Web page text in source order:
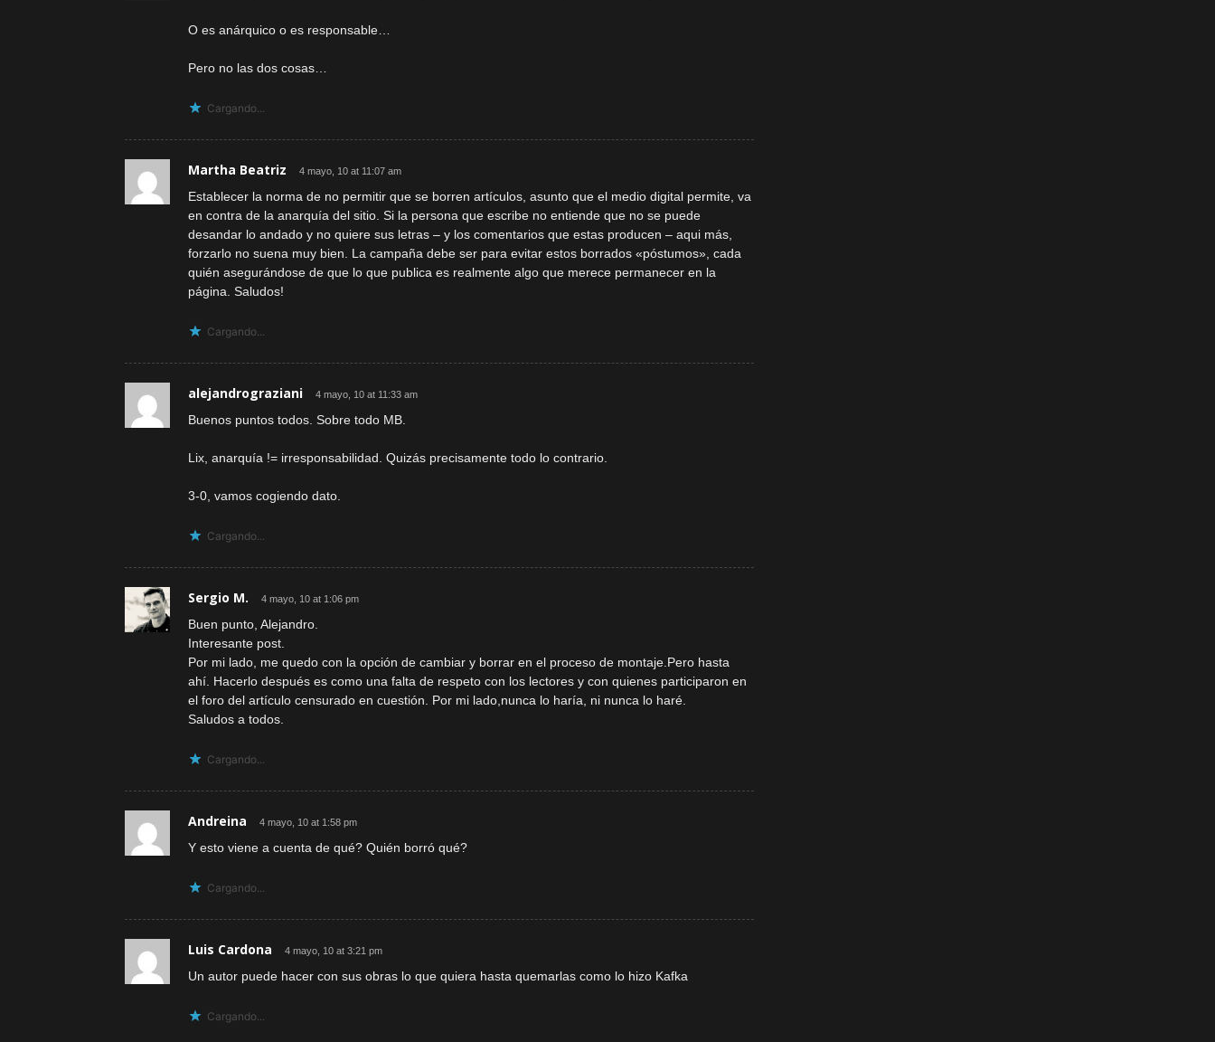
O es anárquico o es responsable…
Pero no las dos cosas…
Cargando...
Martha Beatriz 4 mayo, 10 at 11:07 am
Establecer la norma de no permitir que se borren artículos, asunto que el medio digital permite, va
en contra de la anarquía del sitio. Si la persona que escribe no entiende que no se puede
desandar lo andado y no quiere sus letras – y los comentarios que estas producen – aqui más,
forzarlo no suena muy bien. La campaña debe ser para evitar estos borrados «póstumos», cada
quién asegurándose de que lo que publica es realmente algo que merece permanecer en la
página. Saludos!
Cargando...
alejandrograziani 4 mayo, 10 at 11:33 am
Buenos puntos todos. Sobre todo MB.
Lix, anarquía != irresponsabilidad. Quizás precisamente todo lo contrario.
3-0, vamos cogiendo dato.
Cargando...
Sergio M. 4 mayo, 10 at 1:06 pm
Buen punto, Alejandro.
Interesante post.
Por mi lado, me quedo con la opción de cambiar y borrar en el proceso de montaje.Pero hasta
ahí. Hacerlo después es como una falta de respeto con los lectores y con quienes participaron en
el foro del artículo censurado en cuestión. Por mi lado,nunca lo haría, ni nunca lo haré.
Saludos a todos.
Cargando...
Andreina 4 mayo, 10 at 1:58 pm
Y esto viene a cuenta de qué? Quién borró qué?
Cargando...
Luis Cardona 4 mayo, 10 at 3:21 pm
Un autor puede hacer con sus obras lo que quiera hasta quemarlas como lo hizo Kafka
Cargando...